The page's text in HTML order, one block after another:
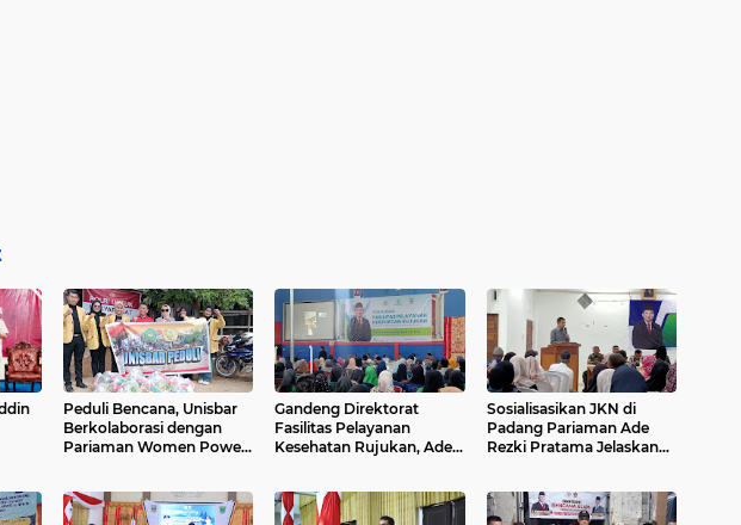
Peduli Bencana, Unisbar
Berkolaborasi dengan
Pariaman Women Power
Gandeng Direktorat
Fasilitas Pelayanan
Kesehatan Rujukan, Ade
Pariaman
Sosialisasikan JKN di
Padang Pariaman Ade
Rezki Pratama Jelaskan